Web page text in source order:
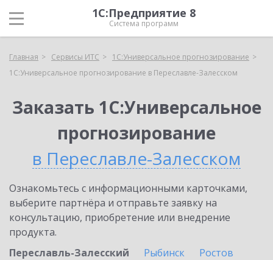
1С:Предприятие 8
Система программ
Главная Сервисы ИТС
1С:Универсальное прогнозирование
1С:Универсальное прогнозирование в Переславле-Залесском
Заказать 1С:Универсальное
прогнозирование
в Переславле-Залесском
Ознакомьтесь с информационными карточками,
выберите партнёра и отправьте заявку на
консультацию, приобретение или внедрение
продукта.
Переславль-Залесский
Рыбинск
Ростов